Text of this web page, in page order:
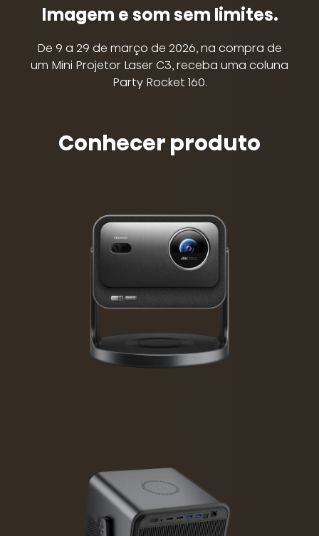
Imagem e som sem limites.
De 9 a 29 de março de 2026, na compra de
um Mini Projetor Laser C3, receba uma coluna
Party Rocket 160.
Conhecer produto